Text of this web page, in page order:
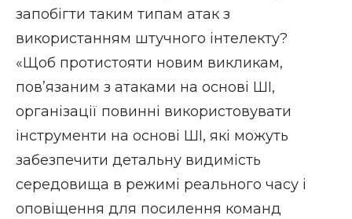
запобігти таким типам атак з
використанням штучного інтелекту?
«Щоб протистояти новим викликам,
пов’язаним з атаками на основі ШІ,
організації повинні використовувати
інструменти на основі ШІ, які можуть
забезпечити детальну видимість
середовища в режимі реального часу і
оповіщення для посилення команд